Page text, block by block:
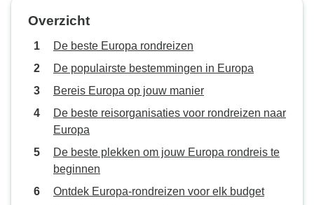
Overzicht
De beste Europa rondreizen
De populairste bestemmingen in Europa
Bereis Europa op jouw manier
De beste reisorganisaties voor rondreizen naar
Europa
De beste plekken om jouw Europa rondreis te
beginnen
Ontdek Europa-rondreizen voor elk budget